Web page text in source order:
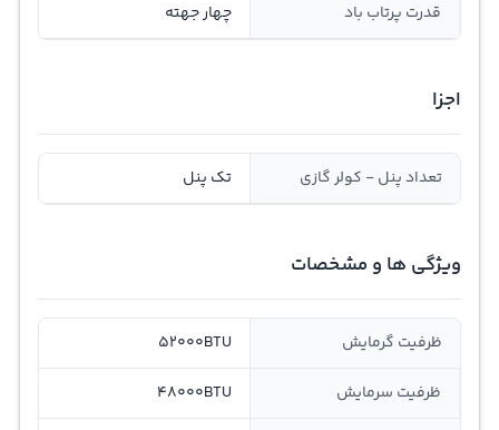
قدرت پرتاب باد چهار جهته
اجزا
تعداد پنل - کولر گازی تک پنل
ویژگی ها و مشخصات
ظرفيت گرمايش 52000BTU
ظرفيت سرمايش 48000BTU